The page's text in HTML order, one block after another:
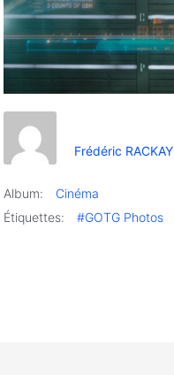
Frédéric RACKAY
Album:
Cinéma
Étiquettes:
#GOTG Photos